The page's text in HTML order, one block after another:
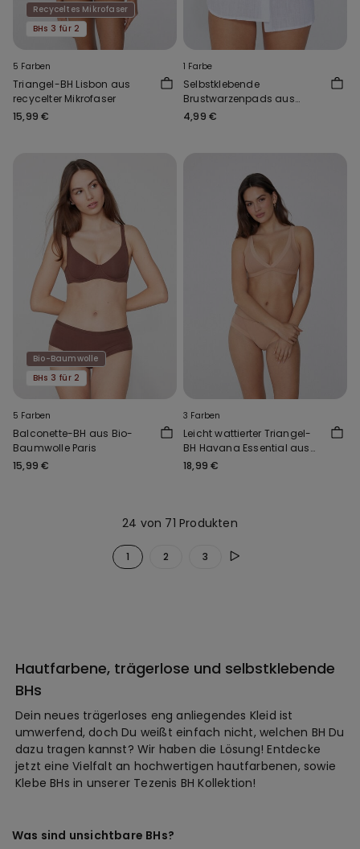
Recyceltes Mikrofaser
BHs 3 für 2
5 Farben
Triangel-BH Lisbon aus
recycelter Mikrofaser
15,99 €
1 Farbe
Selbstklebende
Brustwarzenpads aus
Silikon
4,99 €
Bio-Baumwolle
BHs 3 für 2
5 Farben
Balconette-BH aus Bio-
Baumwolle Paris
15,99 €
3 Farben
Leicht wattierter Triangel-
BH Havana Essential aus
Tüll
18,99 €
24 von 71 Produkten
1 2 3
Hautfarbene, trägerlose und selbstklebende
BHs
Dein neues trägerloses eng anliegendes Kleid ist
umwerfend, doch Du weißt einfach nicht, welchen BH Du
dazu tragen kannst? Wir haben die Lösung! Entdecke
jetzt eine Vielfalt an hochwertigen hautfarbenen, sowie
Klebe BHs in unserer Tezenis BH Kollektion!
Was sind unsichtbare BHs?